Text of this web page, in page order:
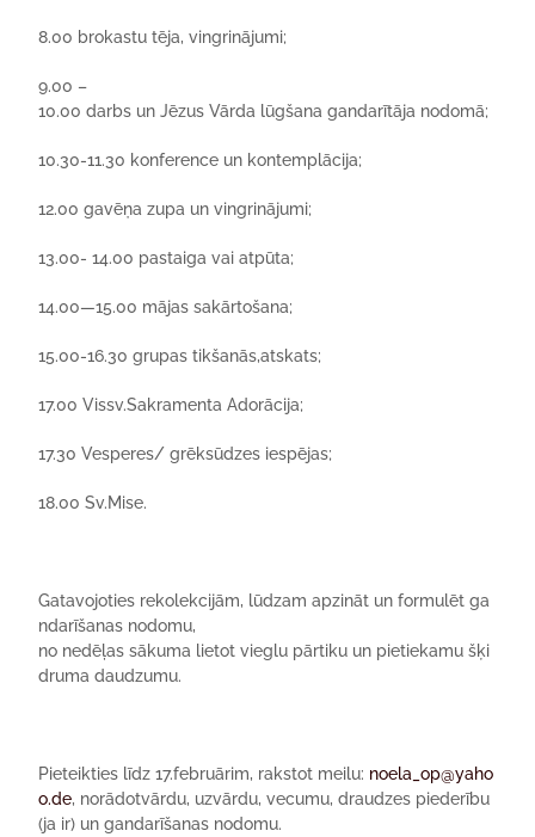
8.00 brokastu tēja,vingrinājumi;
9.00 –
10.00darbs un Jēzus Vārda lūgšana gandarītāja nodomā;
10.30-11.30 konference un kontemplācija;
12.00gavēņa zupa un vingrinājumi;
13.00- 14.00 pastaiga vai atpūta;
14.00—15.00 mājas sakārtošana;
15.00-16.30grupas tikšanās,atskats;
17.00Vissv.Sakramenta Adorācija;
17.30Vesperes/grēksūdzes iespējas;
18.00Sv.Mise.
Gatavojoties rekolekcijām, lūdzam apzināt un formulēt ga
ndarīšanas nodomu,
no nedēļas sākuma lietot vieglu pārtiku un pietiekamu šķi
druma daudzumu.
Pieteikties līdz 17.februārim, rakstot meilu: noela_op@yaho
o.de, norādotvārdu, uzvārdu,vecumu,draudzes piederību
(ja ir) ungandarīšanas nodomu.